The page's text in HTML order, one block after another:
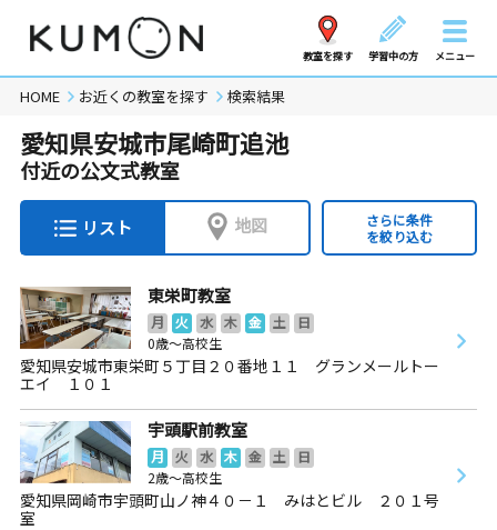
教室を探す 学習中の方 メニュー
HOME お近くの教室を探す 検索結果
愛知県安城市尾崎町追池
付近の公文式教室
リスト 地図
さらに条件
を絞り込む
東栄町教室
月 火 水 木 金 土
日
0歳～高校生
愛知県安城市東栄町５丁目２０番地１１ グランメールトー
エイ １０１
宇頭駅前教室
月 火 水 木 金 土
日
2歳～高校生
愛知県岡崎市宇頭町山ノ神４０－１ みはとビル ２０１号
室